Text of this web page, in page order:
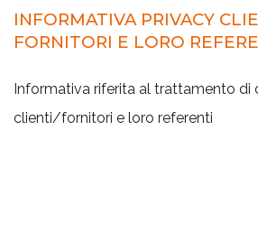
INFORMATIVA PRIVACY
FORNITORI E LORO
Informativa riferita al trattamento di
clienti/fornitori e loro referenti